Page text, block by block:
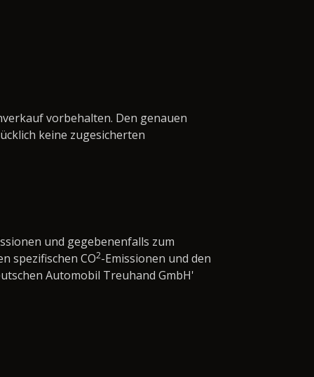
vorbehalten. Den genauen
keine zugesicherten
und gegebenenfalls zum
spezifischen CO2-Emissionen und den
Automobil Treuhand GmbH'